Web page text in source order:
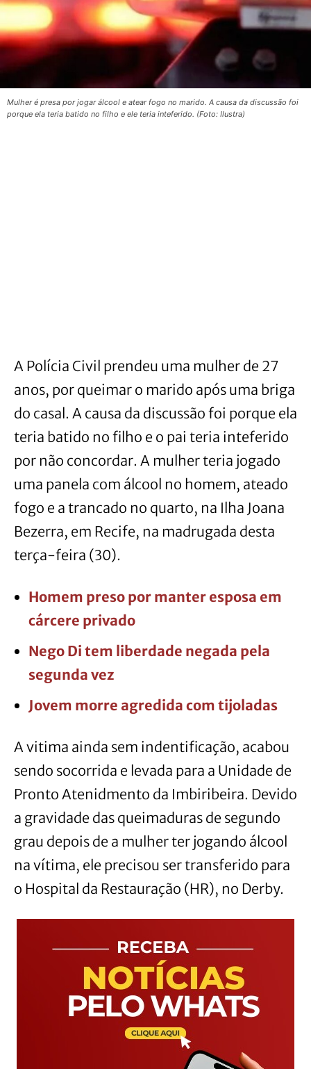
Mulher é presa por jogar álcool e atear fogo no marido. A causa da discussão foi
porque ela teria batido no filho e ele teria inteferido. (Foto: Ilustra)
A Polícia Civil prendeu uma mulher de 27
anos, por queimar o marido após uma briga
do casal. A causa da discussão foi porque ela
teria batido no filho e o pai teria inteferido
por não concordar. A mulher teria jogado
uma panela com álcool no homem, ateado
fogo e a trancado no quarto, na Ilha Joana
Bezerra, em Recife, na madrugada desta
terça-feira (30).
Homem preso por manter esposa em
cárcere privado
Nego Di tem liberdade negada pela
segunda vez
Jovem morre agredida com tijoladas
A vitima ainda sem indentificação, acabou
sendo socorrida e levada para a Unidade de
Pronto Atenidmento da Imbiribeira. Devido
a gravidade das queimaduras de segundo
grau depois de a mulher ter jogando álcool
na vítima, ele precisou ser transferido para
o Hospital da Restauração (HR), no Derby.